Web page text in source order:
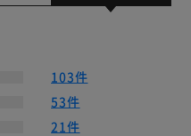
103件
53件
21件